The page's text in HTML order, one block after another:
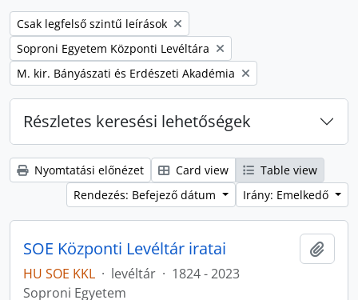
Remove filter:
Csak legfelső szintű leírások
Remove filter:
Soproni Egyetem Központi Levéltára
Remove filter:
M. kir. Bányászati és Erdészeti Akadémia
Részletes keresési lehetőségek
Nyomtatási előnézet Card view
Table view
Rendezés: Befejező dátum
Irány: Emelkedő
SOE Központi Levéltár iratai
HU SOE KKL · levéltár · 1824 - 2023
Soproni Egyetem